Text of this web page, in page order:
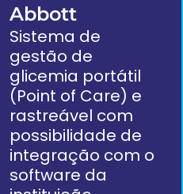
Abbott
Sistema de
gestão de
glicemia portátil
(Point of Care) e
rastreável com
possibilidade de
integração com o
software da